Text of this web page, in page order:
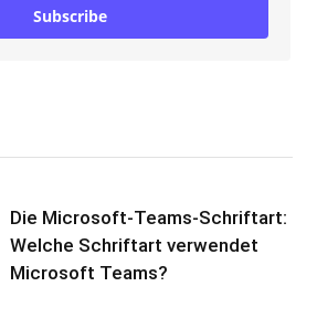
Subscribe
Die Microsoft-Teams-Schriftart:
Welche Schriftart verwendet
Microsoft Teams?